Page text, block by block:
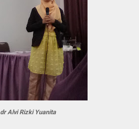
dr Alvi Rizki Yuanita